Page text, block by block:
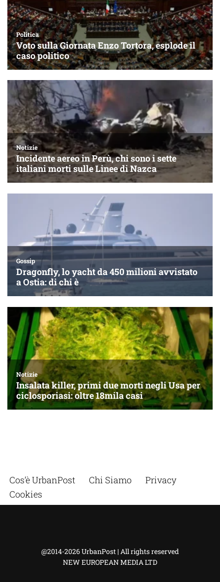
Cos’è UrbanPost Chi Siamo
Privacy
Cookies
@2014-2026 UrbanPost | All rights reserved
NEW EUROPEAN MEDIA LTD